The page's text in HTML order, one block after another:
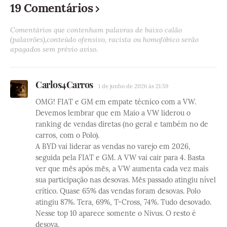
19 Comentários
Comentários que contenham palavras de baixo calão
(palavrões),conteúdo ofensivo, racista ou homofóbico serão
apagados sem prévio aviso.
Carlos4Carros 1 de junho de 2026 às 21:59
OMG! FIAT e GM em empate técnico com a VW.
Devemos lembrar que em Maio a VW liderou o
ranking de vendas diretas (no geral e também no de
carros, com o Polo).
A BYD vai liderar as vendas no varejo em 2026,
seguida pela FIAT e GM. A VW vai cair para 4. Basta
ver que mês após mês, a VW aumenta cada vez mais
sua participação nas desovas. Mês passado atingiu nível
crítico. Quase 65% das vendas foram desovas. Polo
atingiu 87%. Tera, 69%, T-Cross, 74%. Tudo desovado.
Nesse top 10 aparece somente o Nivus. O resto é
desova.